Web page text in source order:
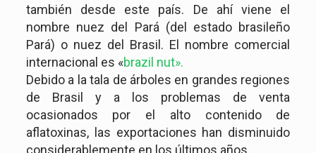
también desde este país. De ahí viene el
nombre nuez del Pará (del estado brasileño
Pará) o nuez del Brasil. El nombre comercial
internacional es «brazil nut».
Debido a la tala de árboles en grandes regiones
de Brasil y a los problemas de venta
ocasionados por el alto contenido de
aflatoxinas, las exportaciones han disminuido
considerablemente en los últimos años.